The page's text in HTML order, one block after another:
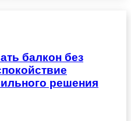
балкон без
решения